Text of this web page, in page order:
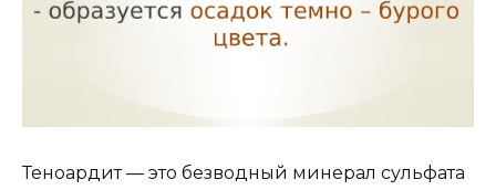
Теноардит — это безводный минерал сульфата